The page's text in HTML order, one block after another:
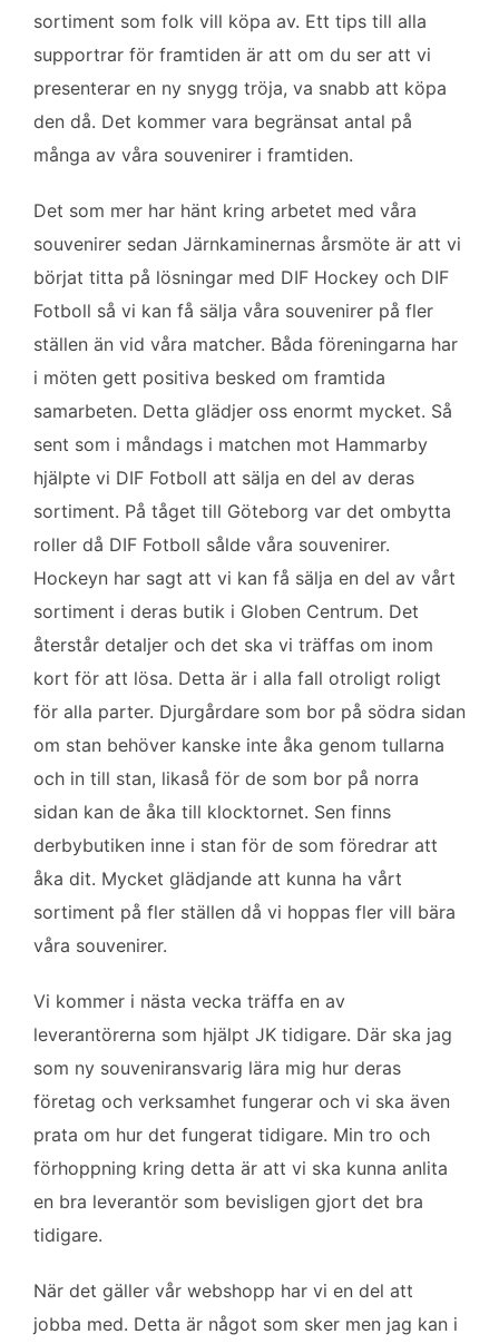
sortiment som folk vill köpa av. Ett tips till alla
supportrar för framtiden är att om du ser att vi
presenterar en ny snygg tröja, va snabb att köpa
den då. Det kommer vara begränsat antal på
många av våra souvenirer i framtiden.
Det som mer har hänt kring arbetet med våra
souvenirer sedan Järnkaminernas årsmöte är att vi
börjat titta på lösningar med DIF Hockey och DIF
Fotboll så vi kan få sälja våra souvenirer på fler
ställen än vid våra matcher. Båda föreningarna har
i möten gett positiva besked om framtida
samarbeten. Detta glädjer oss enormt mycket. Så
sent som i måndags i matchen mot Hammarby
hjälpte vi DIF Fotboll att sälja en del av deras
sortiment. På tåget till Göteborg var det ombytta
roller då DIF Fotboll sålde våra souvenirer.
Hockeyn har sagt att vi kan få sälja en del av vårt
sortiment i deras butik i Globen Centrum. Det
återstår detaljer och det ska vi träffas om inom
kort för att lösa. Detta är i alla fall otroligt roligt
för alla parter. Djurgårdare som bor på södra sidan
om stan behöver kanske inte åka genom tullarna
och in till stan, likaså för de som bor på norra
sidan kan de åka till klocktornet. Sen finns
derbybutiken inne i stan för de som föredrar att
åka dit. Mycket glädjande att kunna ha vårt
sortiment på fler ställen då vi hoppas fler vill bära
våra souvenirer.
Vi kommer i nästa vecka träffa en av
leverantörerna som hjälpt JK tidigare. Där ska jag
som ny souveniransvarig lära mig hur deras
företag och verksamhet fungerar och vi ska även
prata om hur det fungerat tidigare. Min tro och
förhoppning kring detta är att vi ska kunna anlita
en bra leverantör som bevisligen gjort det bra
tidigare.
När det gäller vår webshopp har vi en del att
jobba med. Detta är något som sker men jag kan i